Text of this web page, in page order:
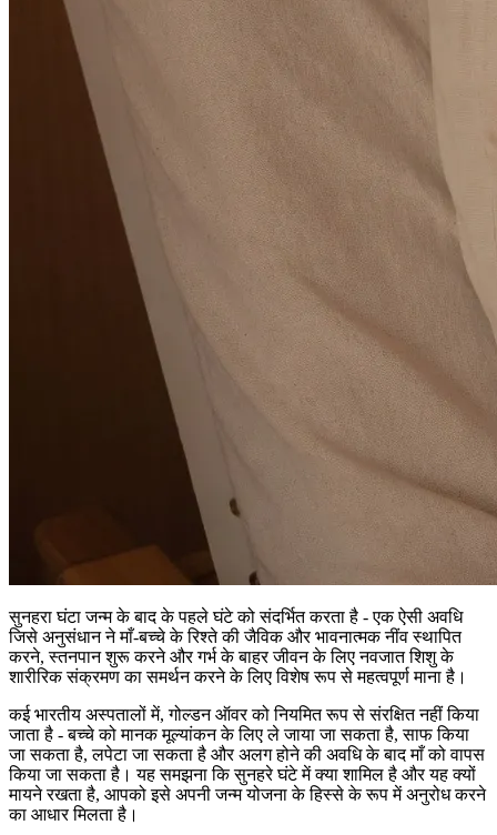
सुनहरा घंटा जन्म के बाद के पहले घंटे को संदर्भित करता है - एक ऐसी अवधि
जिसे अनुसंधान ने माँ-बच्चे के रिश्ते की जैविक और भावनात्मक नींव स्थापित
करने, स्तनपान शुरू करने और गर्भ के बाहर जीवन के लिए नवजात शिशु के
शारीरिक संक्रमण का समर्थन करने के लिए विशेष रूप से महत्वपूर्ण माना है।
कई भारतीय अस्पतालों में, गोल्डन ऑवर को नियमित रूप से संरक्षित नहीं किया
जाता है - बच्चे को मानक मूल्यांकन के लिए ले जाया जा सकता है, साफ किया
जा सकता है, लपेटा जा सकता है और अलग होने की अवधि के बाद माँ को वापस
किया जा सकता है। यह समझना कि सुनहरे घंटे में क्या शामिल है और यह क्यों
मायने रखता है, आपको इसे अपनी जन्म योजना के हिस्से के रूप में अनुरोध करने
का आधार मिलता है।